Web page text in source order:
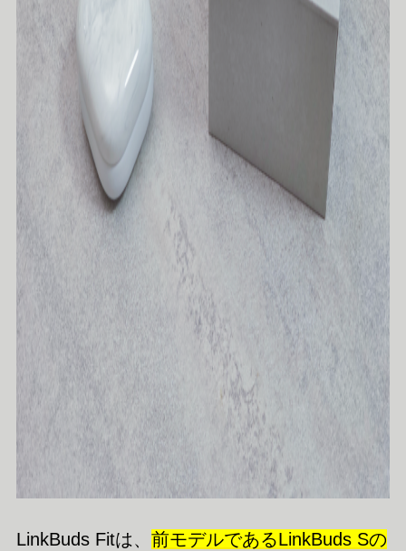
LinkBuds Fitは、 前モデルであるLinkBuds Sの